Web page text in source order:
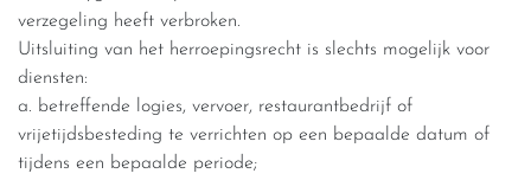
verzegeling heeft verbroken.
Uitsluiting van het herroepingsrecht is slechts mogelijk voor
diensten:
a. betreffende logies, vervoer, restaurantbedrijf of
vrijetijdsbesteding te verrichten op een bepaalde datum of
tijdens een bepaalde periode;